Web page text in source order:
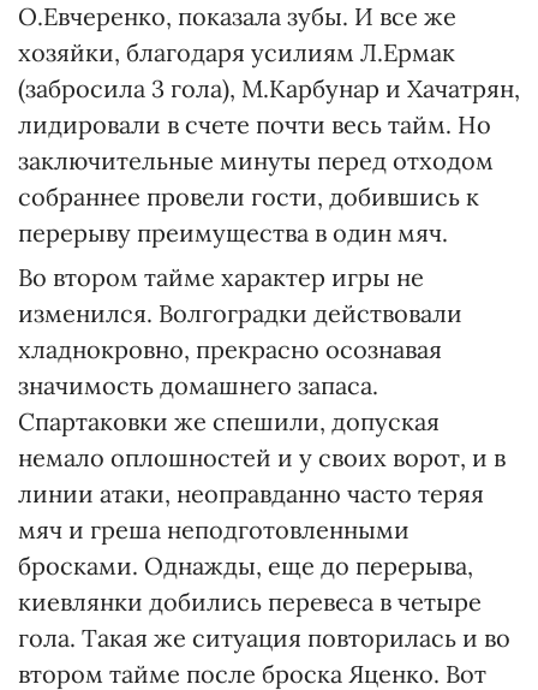
О.Евчеренко, показала зубы. И все же
хозяйки, благодаря усилиям Л.Ермак
(забросила 3 гола), М.Карбунар и Хачатрян,
лидировали в счете почти весь тайм. Но
заключительные минуты перед отходом
собраннее провели гости, добившись к
перерыву преимущества в один мяч.
Во втором тайме характер игры не
изменился. Волгоградки действовали
хладнокровно, прекрасно осознавая
значимость домашнего запаса.
Спартаковки же спешили, допуская
немало оплошностей и у своих ворот, и в
линии атаки, неоправданно часто теряя
мяч и греша неподготовленными
бросками. Однажды, еще до перерыва,
киевлянки добились перевеса в четыре
гола. Такая же ситуация повторилась и во
втором тайме после броска Яценко. Вот